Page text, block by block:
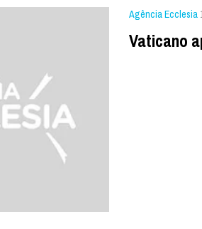
Agência Ecclesia
Vaticano